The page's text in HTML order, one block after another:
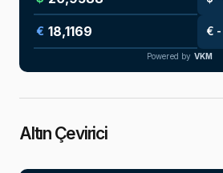
€
Powered by VKM
Altın Çevirici